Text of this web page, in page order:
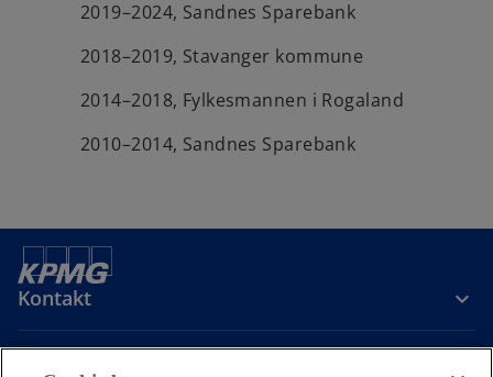
2019–2024, Sandnes Sparebank
2018–2019, Stavanger kommune
2014–2018, Fylkesmannen i Rogaland
2010–2014, Sandnes Sparebank
Kontakt
Om oss